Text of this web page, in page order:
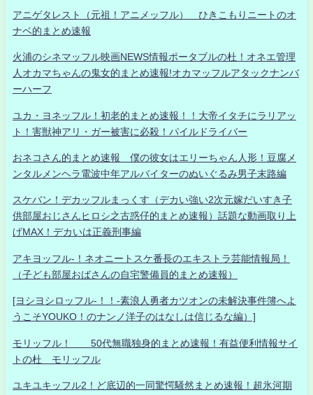
アニゲタレスト（元祖！アニメッフル） ひきこもりニートのオ
ナベ的まとめ速報
火浦のシネマッフル映画NEWS情報ポータブルの杜！オネエ管理
人オカマちゃんの鬼女的まとめ速報!オカマッフルアタックナンバ
ーハーフ
ユカ・ヨネッフル！初老的まとめ速報！！大帝イタチにラリアッ
ト！害獣神アリ・ガー被害に必殺！パイルドライバー
おネコさん的まとめ速報 僕の彼女はエリーちゃん人形！豆腐メ
ンタルメンヘラ電波中年アルバイターのぬいぐるみ男子末路編
スケバン！デカッフルまっくす（デカい強い2次元嫁だいすき子
供部屋おじさんヒロシ之古惑仔的まとめ速報）話題な動画取り上
げMAX！デカいは正義刑事編
アキヨッフル-！ネオニートスケ番長のエキストラ芸能情報局！
（子ども部屋おばさんの自宅警備員的まとめ速報）
[ヨシヨシロッフル-！！-素浪人勇者カツオンの未解決事件簿へよ
うこそYOUKO！のナンノ洋子のはなしは信じるな編）]
モリッフル！ 50代無職独身的まとめ速報！有益便利情報サイ
トの杜 モリッフル
ユキユキッフル2！ど底辺的一同驚愕騒然まとめ速報！超氷河期